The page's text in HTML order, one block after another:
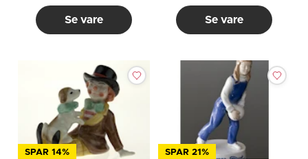
Se vare Se vare
SPAR 14% SPAR 21%